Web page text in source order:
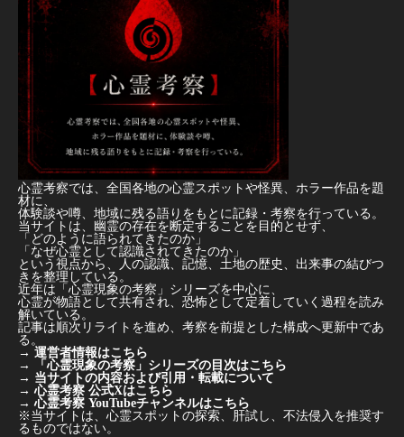
心霊考察では、全国各地の心霊スポットや怪異、ホラー作品を題
材に、
体験談や噂、地域に残る語りをもとに記録・考察を行っている。
当サイトは、幽霊の存在を断定することを目的とせず、
「どのように語られてきたのか」
「なぜ心霊として認識されてきたのか」
という視点から、人の認識、記憶、土地の歴史、出来事の結びつ
きを整理している。
近年は「心霊現象の考察」シリーズを中心に、
心霊が物語として共有され、恐怖として定着していく過程を読み
解いている。
記事は順次リライトを進め、考察を前提とした構成へ更新中であ
る。
→ 運営者情報はこちら
→
「心霊現象の考察」シリーズの目次はこちら
→ 当サイトの内容および引用・転載について
→ 心霊考察 公式Xはこちら
→ 心霊考察 YouTubeチャンネルはこちら
※当サイトは、心霊スポットの探索、肝試し、不法侵入を推奨す
るものではない。